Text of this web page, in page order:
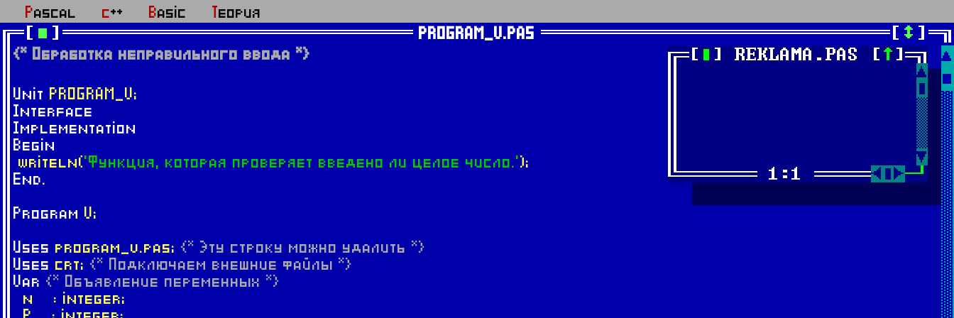
Pascal c++ Basic
Теория
PROGRAM_V.PAS
{* Обработка неправильного ввода *}
Unit PROGRAM_V;
Interface
Implementation
Begin
writeln('Функция, которая проверяет введено ли целое число.');
End.
Program V;
Uses program_v.pas; {* Эту строку можно удалить *}
Uses crt; {* Подключаем внешние файлы *}
Var {* Объявление переменных *}
n : integer;